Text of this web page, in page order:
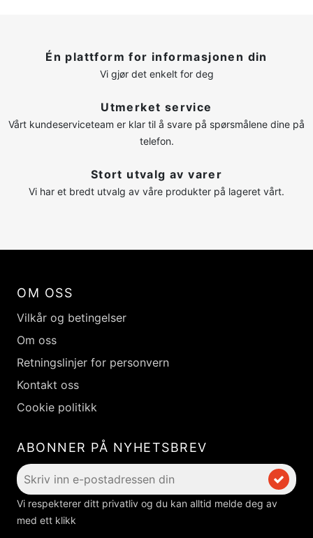
Én plattform for informasjonen din
Vi gjør det enkelt for deg
Utmerket service
Vårt kundeserviceteam er klar til å svare på spørsmålene dine på
telefon.
Stort utvalg av varer
Vi har et bredt utvalg av våre produkter på lageret vårt.
OM OSS
Vilkår og betingelser
Om oss
Retningslinjer for personvern
Kontakt oss
Cookie politikk
ABONNER PÅ NYHETSBREV
Vi respekterer ditt privatliv og du kan alltid melde deg av
med ett klikk